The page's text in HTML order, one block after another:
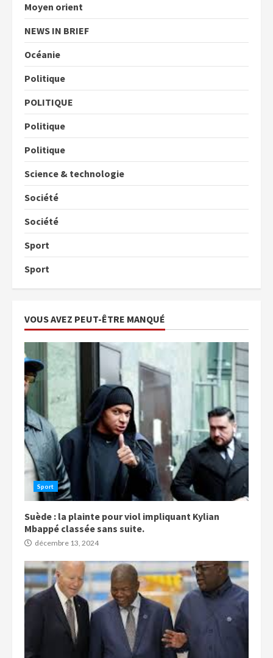
Moyen orient
NEWS IN BRIEF
Océanie
Politique
POLITIQUE
Politique
Politique
Science & technologie
Société
Société
Sport
Sport
VOUS AVEZ PEUT-ÊTRE MANQUÉ
Sport
Suède : la plainte pour viol impliquant Kylian
Mbappé classée sans suite.
décembre 13, 2024